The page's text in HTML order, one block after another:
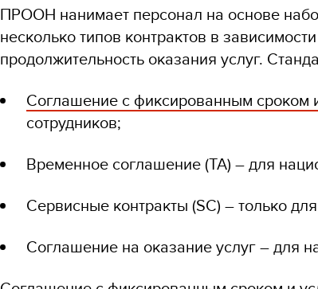
ПРООН нанимает персонал на основе
несколько типов контрактов в
продолжительность оказания услуг.
Соглашение с фиксированным сроком
сотрудников;
Временное соглашение (TA) – для
Сервисные контракты (SC) – только
Соглашение на оказание услуг – для